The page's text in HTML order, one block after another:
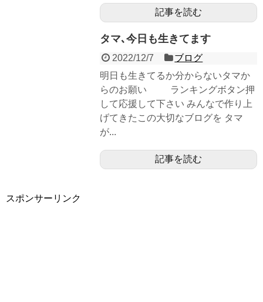
記事を読む
タマ､今日も生きてます
2022/12/7
ブログ
明日も生きてるか分からないタマか
らのお願い ランキングボタン押
して応援して下さい みんなで作り上
げてきたこの大切なブログを タマ
が...
記事を読む
スポンサーリンク